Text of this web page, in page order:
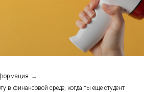
→
в финансовой среде, когда ты еще студент